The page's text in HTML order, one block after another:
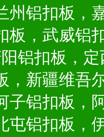
州铝扣板，
板，武威铝
铝扣板，
，新疆维吾
子铝扣板，
屯铝扣板，